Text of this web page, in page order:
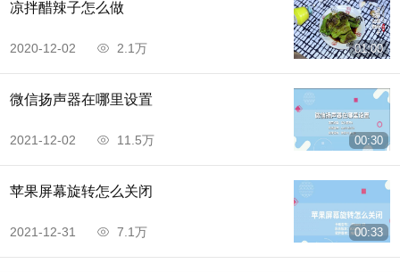
01:00
凉拌醋辣子怎么做
2020-12-02 2.1万
00:30
微信扬声器在哪里设置
2021-12-02 11.5万
00:33
苹果屏幕旋转怎么关闭
2021-12-31 7.1万